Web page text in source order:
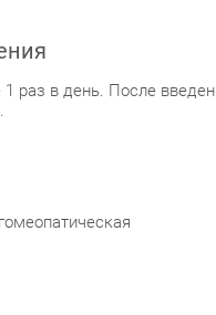
1 раз в день. После